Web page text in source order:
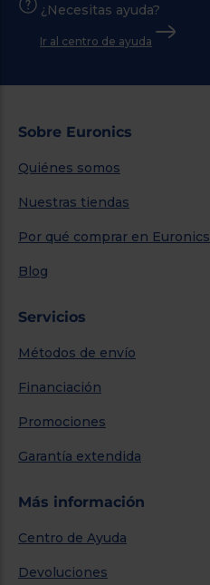
¿Necesitas ayuda?
Ir al centro de ayuda
Sobre Euronics
Quiénes somos
Nuestras tiendas
Por qué comprar en Euronics
Blog
Servicios
Métodos de envío
Financiación
Promociones
Garantía extendida
Más información
Centro de Ayuda
Devoluciones